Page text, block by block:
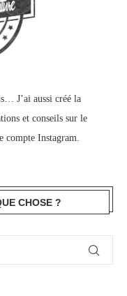
J’ai aussi créé la
et conseils sur le
compte Instagram
CHOSE ?